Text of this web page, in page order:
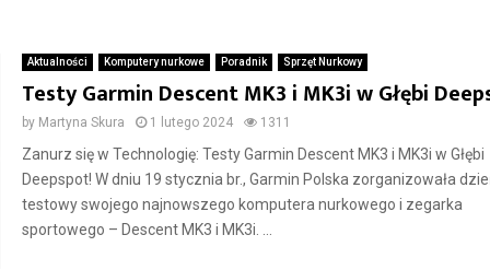
Aktualności Komputery nurkowe Poradnik Sprzęt Nurkowy
Testy Garmin Descent MK3 i MK3i w Głębi
by Martyna Skura 1 lutego 2024 1311
Zanurz się w Technologię: Testy Garmin Descent MK3 i MK3i w Głębi
Deepspot! W dniu 19 stycznia br., Garmin Polska zorganizowała
testowy swojego najnowszego komputera nurkowego i zegarka
sportowego – Descent MK3 i MK3i. ...